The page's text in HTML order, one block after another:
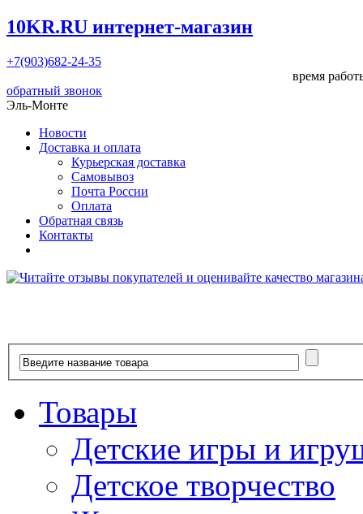
10KR.RU интернет-магазин
+7(903)682-24-35
время
обратный звонок
Эль-Монте
Новости
Доставка и оплата
Курьерская доставка
Самовывоз
Почта России
Оплата
Обратная связь
Контакты
Товары
Детские игры и
Детское творчество